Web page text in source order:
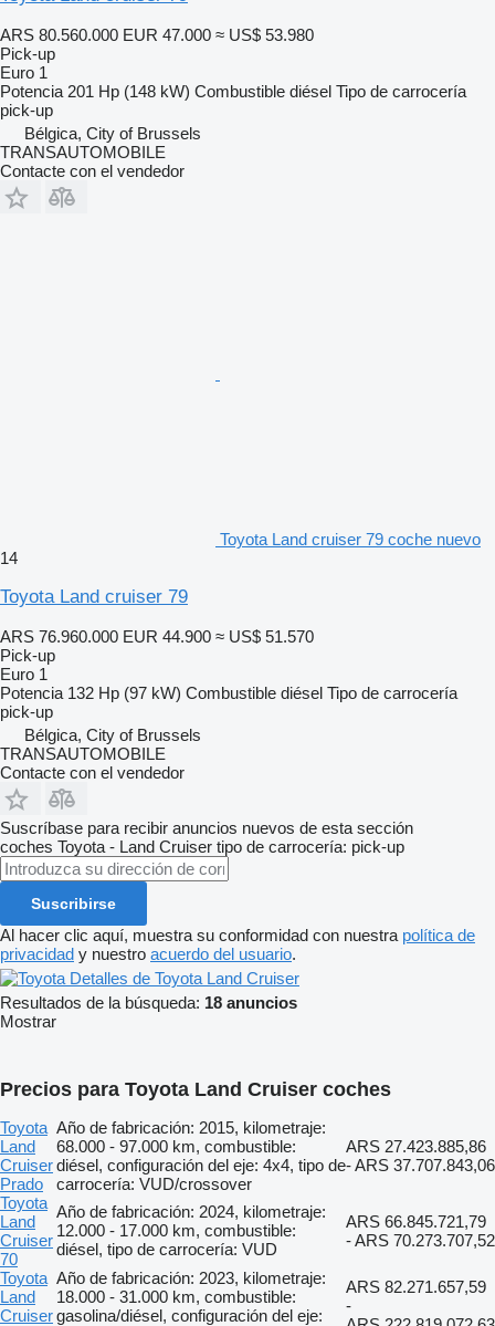
ARS 80.560.000 EUR 47.000 ≈ US$ 53.980
Pick-up
Euro 1
Potencia 201 Hp (148 kW) Combustible diésel Tipo de carrocería
pick-up
Bélgica, City of Brussels
TRANSAUTOMOBILE
Contacte con el vendedor
Toyota Land cruiser 79 coche nuevo
14
Toyota Land cruiser 79
ARS 76.960.000 EUR 44.900 ≈ US$ 51.570
Pick-up
Euro 1
Potencia 132 Hp (97 kW) Combustible diésel Tipo de carrocería
pick-up
Bélgica, City of Brussels
TRANSAUTOMOBILE
Contacte con el vendedor
Suscríbase para recibir anuncios nuevos de esta sección
coches Toyota - Land Cruiser tipo de carrocería: pick-up
Suscribirse
Al hacer clic aquí, muestra su conformidad con nuestra política de
privacidad y nuestro acuerdo del usuario.
Detalles de Toyota Land Cruiser
Resultados de la búsqueda: 18 anuncios
Mostrar
Precios para Toyota Land Cruiser coches
Toyota
Land
Cruiser
Prado
Año de fabricación: 2015, kilometraje:
68.000 - 97.000 km, combustible:
diésel, configuración del eje: 4x4, tipo de
carrocería: VUD/crossover
ARS 27.423.885,86
- ARS 37.707.843,06
Toyota
Land
Cruiser
70
Año de fabricación: 2024, kilometraje:
12.000 - 17.000 km, combustible:
diésel, tipo de carrocería: VUD
ARS 66.845.721,79
- ARS 70.273.707,52
Toyota
Land
Cruiser
Año de fabricación: 2023, kilometraje:
18.000 - 31.000 km, combustible:
gasolina/diésel, configuración del eje:
ARS 82.271.657,59
-